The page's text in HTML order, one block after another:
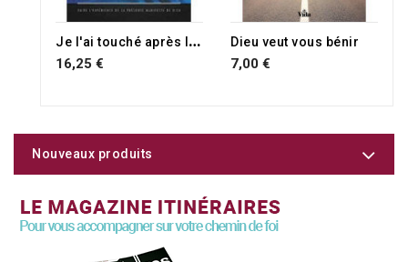
J
e l'ai touché après l'avoir chassé
16,25 €
Dieu veut vous bénir
7,00 €
Nouveaux produits